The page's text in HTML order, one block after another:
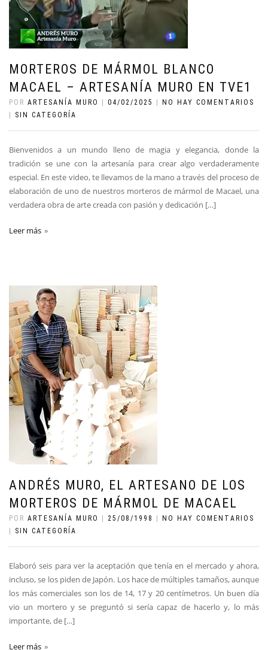
MORTEROS DE MÁRMOL BLANCO
MACAEL – ARTESANÍA MURO EN TVE1
POR ARTESANÍA MURO 04/02/2025
NO HAY COMENTARIOS
SIN CATEGORÍA
Bienvenidos a un mundo lleno de magia y elegancia, donde la
tradición se une con la artesanía para crear algo verdaderamente
especial. En este video, te llevamos de la mano a través del proceso de
elaboración de uno de nuestros morteros de mármol de Macael, una
verdadera obra de arte creada con pasión y dedicación […]
Leer más
ANDRÉS MURO, EL ARTESANO DE LOS
MORTEROS DE MÁRMOL DE MACAEL
POR ARTESANÍA MURO 25/08/1998
NO HAY COMENTARIOS
SIN CATEGORÍA
Elaboró seis para ver la aceptación que tenía en el mercado y ahora,
incluso, se los piden de Japón. Los hace de múltiples tamaños, aunque
los más comerciales son los de 14, 17 y 20 centímetros. Un buen día
vio un mortero y se preguntó si sería capaz de hacerlo y, lo más
importante, de […]
Leer más